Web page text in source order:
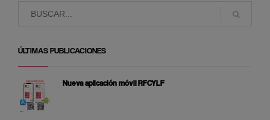
ÚLTIMAS PUBLICACIONES
Nueva aplicación móvil RFCYLF